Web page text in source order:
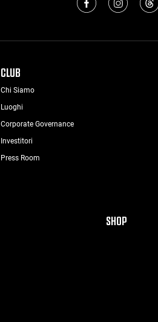
CLUB
Chi Siamo
Luoghi
Corporate Governance
Investitori
Press Room
SHOP